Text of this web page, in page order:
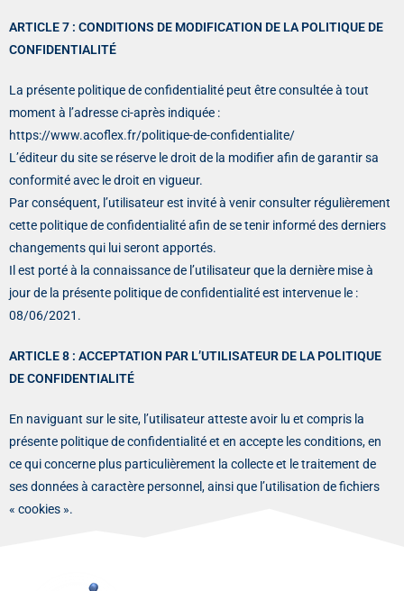
ARTICLE 7 : CONDITIONS DE MODIFICATION DE LA POLITIQUE DE
CONFIDENTIALITÉ
La présente politique de confidentialité peut être consultée à tout
moment à l’adresse ci-après indiquée :
https://www.acoflex.fr/politique-de-confidentialite/
L’éditeur du site se réserve le droit de la modifier afin de garantir sa
conformité avec le droit en vigueur.
Par conséquent, l’utilisateur est invité à venir consulter régulièrement
cette politique de confidentialité afin de se tenir informé des derniers
changements qui lui seront apportés.
Il est porté à la connaissance de l’utilisateur que la dernière mise à
jour de la présente politique de confidentialité est intervenue le :
08/06/2021.
ARTICLE 8 : ACCEPTATION PAR L’UTILISATEUR DE LA POLITIQUE
DE CONFIDENTIALITÉ
En naviguant sur le site, l’utilisateur atteste avoir lu et compris la
présente politique de confidentialité et en accepte les conditions, en
ce qui concerne plus particulièrement la collecte et le traitement de
ses données à caractère personnel, ainsi que l’utilisation de fichiers
« cookies ».